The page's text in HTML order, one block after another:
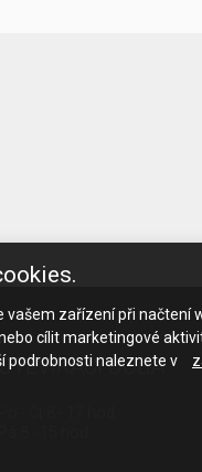
DOBA
vašem zařízení při
cílit marketingové
podrobnosti naleznete v